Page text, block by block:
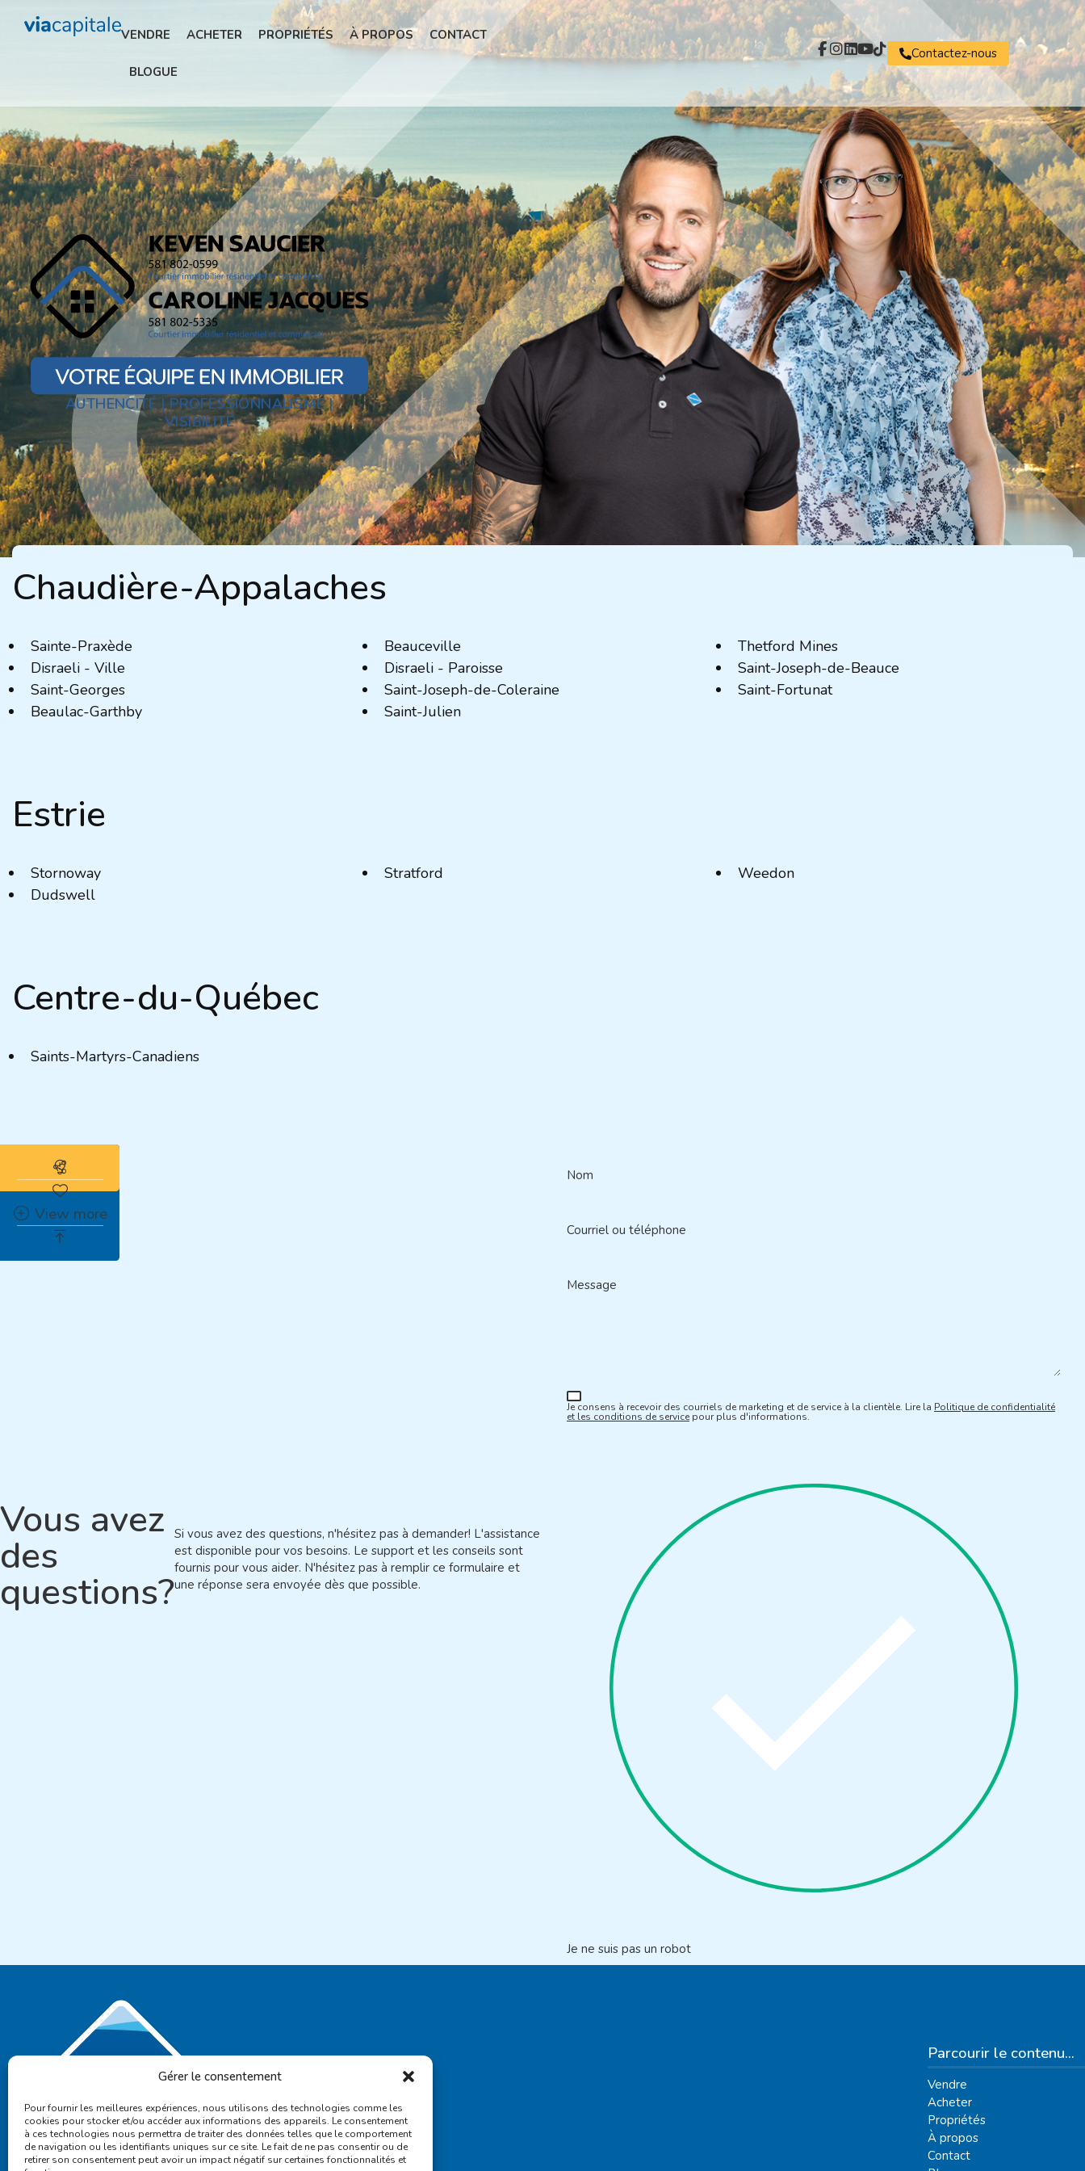
Gérer le consentement
Pour fournir les meilleures expériences, nous utilisons des technologies comme les
cookies pour stocker et/ou accéder aux informations des appareils. Le consentement
à ces technologies nous permettra de traiter des données telles que le comportement
de navigation ou les identifiants uniques sur ce site. Le fait de ne pas consentir ou de
retirer son consentement peut avoir un impact négatif sur certaines fonctionnalités et
VENDRE ACHETER PROPRIÉTÉS À PROPOS CONTACT
BLOGUE
Contactez-nous
AUTHENCITÉ | PROFESSIONNALISME |
VISIBILITÉ
Chaudière-Appalaches
Sainte-Praxède Beauceville
Thetford Mines
Disraeli - Ville
Disraeli - Paroisse
Saint-Joseph-de-Beauce
Saint-Georges
Saint-Joseph-de-Coleraine
Saint-Fortunat
Beaulac-Garthby
Saint-Julien
Estrie
Stornoway Stratford
Weedon
Dudswell
Centre-du-Québec
Saints-Martyrs-Canadiens
Vous avez
des
questions?
Si vous avez des questions, n'hésitez pas à demander! L'assistance
est disponible pour vos besoins. Le support et les conseils sont
fournis pour vous aider. N'hésitez pas à remplir ce formulaire et
une réponse sera envoyée dès que possible.
Nom
Courriel ou téléphone
Message
Je consens à recevoir des courriels de marketing et de service à la clientèle. Lire la Politique de confidentialité
et les conditions de service pour plus d'informations.
Je ne suis pas un robot
Parcourir le contenu...
Vendre
Acheter
Propriétés
À propos
Contact
View more